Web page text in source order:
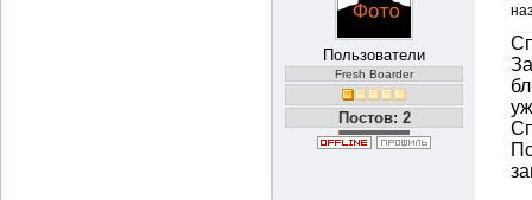
Пользователи
Fresh Boarder
Постов: 2